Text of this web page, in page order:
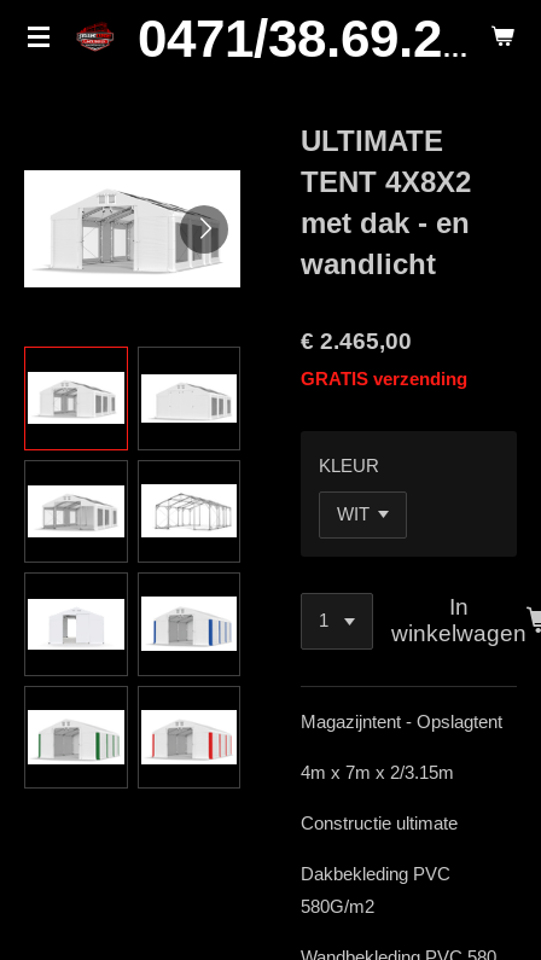
Ga
0471/38.69.29.
ULTIMATE
TENT 4X8X2
met dak - en
wandlicht
€ 2.465,00
GRATIS verzending
KLEUR
In
winkelwagen
Magazijntent - Opslagtent
4m x 7m x 2/3.15m
Constructie ultimate
Dakbekleding PVC
580G/m2